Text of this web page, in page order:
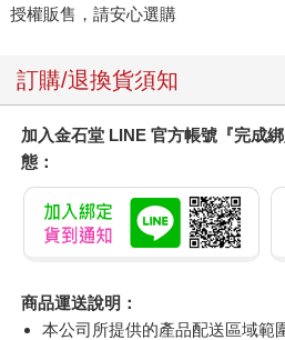
授權販售，請安心選購
訂購/退換貨須知
加入金石堂 LINE 官方帳號『完成
態：
商品運送說明：
本公司所提供的產品配送區域範